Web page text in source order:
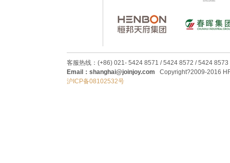
客服热线：(+86) 021- 5424 8571 / 5424 8572 / 5424 8573
Email：shanghai@joinjoy.com Copyright?2009-2016
沪ICP备08102532号